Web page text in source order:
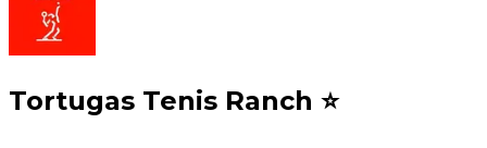
Tortugas Tenis Ranch ⭐